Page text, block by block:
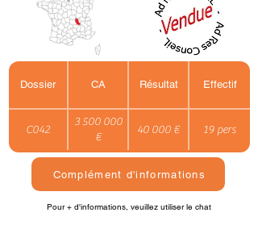
Dossier CA Résultat Effectif
C042
3 500 000
€
40 000 € 19 pers
Complément d'informations
Pour + d'informations, veuillez utiliser le chat